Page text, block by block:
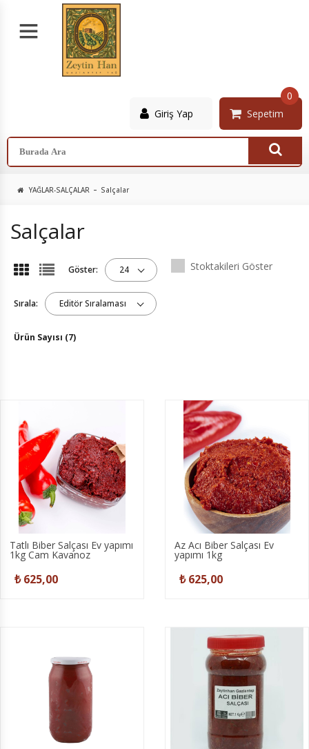
Giriş Yap Sepetim
0
YAĞLAR-SALÇALAR Salçalar
Salçalar
Göster: 24
Sırala: Editör Sıralaması
Stoktakileri Göster
Ürün Sayısı (7)
Tatlı Biber Salçası Ev yapımı
1kg Cam Kavanoz
₺ 625,00
Az Acı Biber Salçası Ev
yapımı 1kg
₺ 625,00